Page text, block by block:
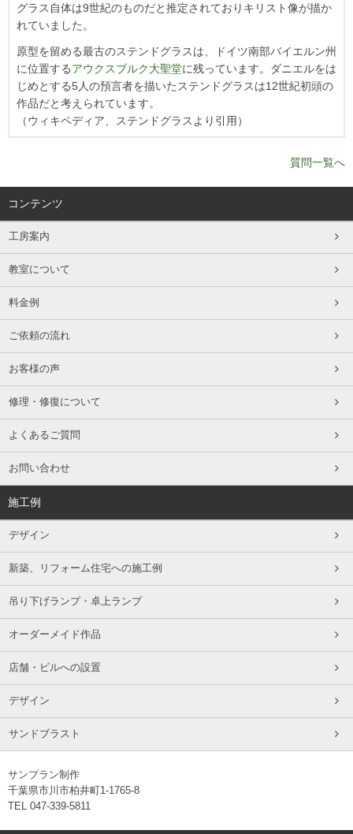
グラス自体は9世紀のものだと推定されておりキリスト像が描か
れていました。
原型を留める最古のステンドグラスは、ドイツ南部バイエルン州
に位置するアウクスブルク大聖堂に残っています。ダニエルをは
じめとする5人の預言者を描いたステンドグラスは12世紀初頭の
作品だと考えられています。
（ウィキペディア、ステンドグラスより引用）
質問一覧へ
コンテンツ
工房案内
教室について
料金例
ご依頼の流れ
お客様の声
修理・修復について
よくあるご質問
お問い合わせ
施工例
デザイン
新築、リフォーム住宅への施工例
吊り下げランプ・卓上ランプ
オーダーメイド作品
店舗・ビルへの設置
デザイン
サンドブラスト
サンプラン制作
千葉県市川市柏井町1-1765-8
TEL 047-339-5811